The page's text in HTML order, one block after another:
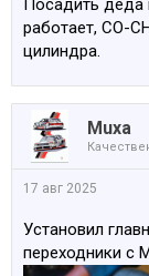
Посадить деда
работает, CO-
цилиндра.
Muxa
17 авг 2025
Установил
переходники с